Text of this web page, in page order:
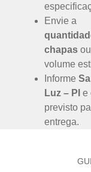
Envie a
chapas
volume
Informe
Luz – PI e
previsto
entrega.